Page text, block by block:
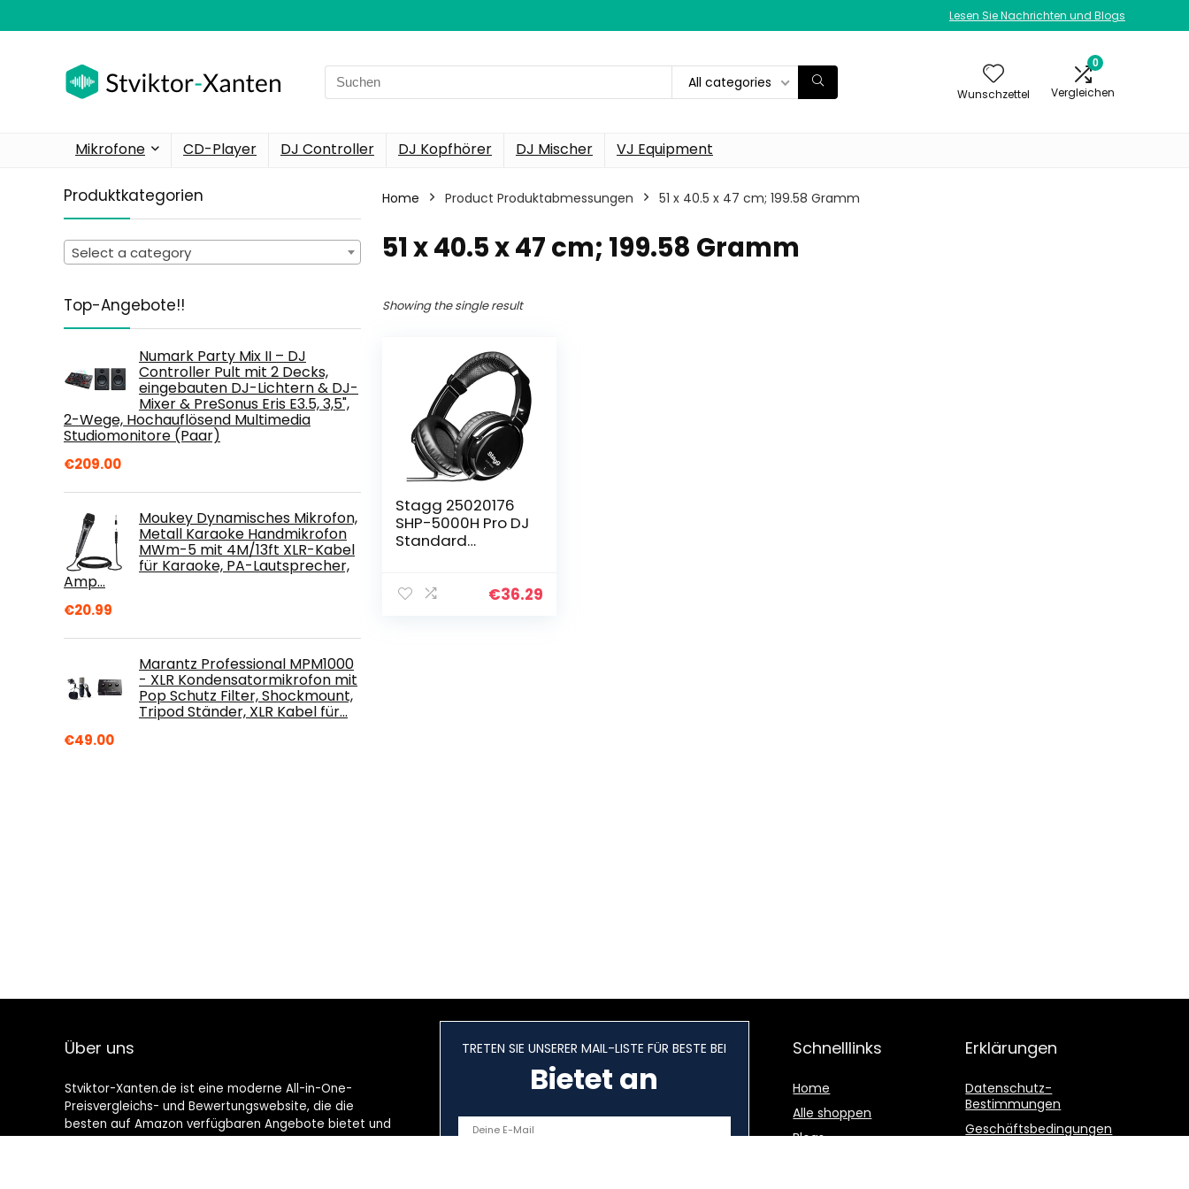
Lesen Sie Nachrichten und Blogs
Search
for:
All categories
Wunschzettel
0
Vergleichen
Mikrofone CD-Player DJ Controller DJ Kopfhörer DJ Mischer VJ Equipment
Produktkategorien
Select a category
Top-Angebote!!
Numark Party Mix II – DJ
Controller Pult mit 2 Decks,
eingebauten DJ-Lichtern & DJ-
Mixer & PreSonus Eris E3.5, 3,5",
2-Wege, Hochauflösend Multimedia
Studiomonitore (Paar)
€209.00
Moukey Dynamisches Mikrofon,
Metall Karaoke Handmikrofon
MWm-5 mit 4M/13ft XLR-Kabel
für Karaoke, PA-Lautsprecher,
Amp…
€20.99
Marantz Professional MPM1000
- XLR Kondensatormikrofon mit
Pop Schutz Filter, Shockmount,
Tripod Ständer, XLR Kabel für…
€49.00
Home Product Produktabmessungen ‎51 x 40.5 x 47 cm; 199.58 Gramm
‎51 x 40.5 x 47 cm; 199.58 Gramm
Showing the single result
Stagg 25020176
SHP-5000H Pro DJ
Standard
€36.29
Über uns
Stviktor-Xanten.de ist eine moderne All-in-One-
Preisvergleichs- und Bewertungswebsite, die die
besten auf Amazon verfügbaren Angebote bietet und
Sie durch die neuesten hinzugefügten Blogs auf dem
TRETEN SIE UNSERER MAIL-LISTE FÜR BESTE BEI
Bietet an
Schnelllinks
Home
Alle shoppen
Blogs
Erklärungen
Datenschutz-
Bestimmungen
Geschäftsbedingungen